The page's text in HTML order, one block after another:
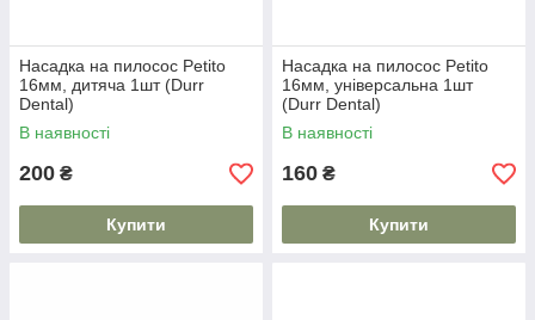
Насадка на пилосос Petito
16мм, дитяча 1шт (Durr
Dental)
В наявності
200 ₴
Купити
Насадка на пилосос Petito
16мм, універсальна 1шт
(Durr Dental)
В наявності
160 ₴
Купити